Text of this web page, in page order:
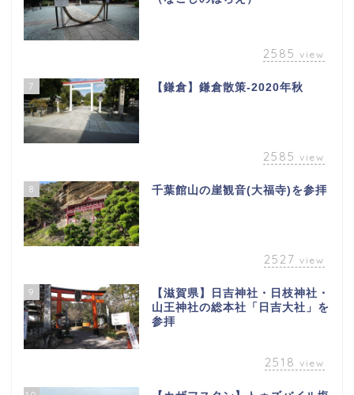
2585 view
7 【鎌倉】鎌倉散策-2020年秋
2585 view
8 千葉館山の崖観音(大福寺)を参拝
2527 view
9
【滋賀県】日吉神社・日枝神社・
山王神社の総本社「日吉大社」を
参拝
2518 view